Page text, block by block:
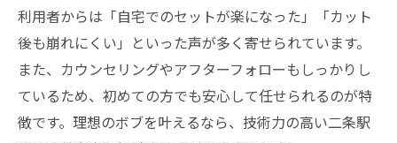
利用者からは「自宅でのセットが楽になった」「カット
後も崩れにくい」といった声が多く寄せられています。
また、カウンセリングやアフターフォローもしっかりし
ているため、初めての方でも安心して任せられるのが特
徴です。理想のボブを叶えるなら、技術力の高い二条駅